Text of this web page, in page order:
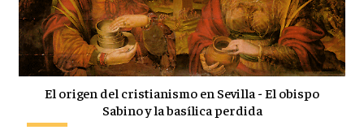
El origen del cristianismo en Sevilla - El obispo
Sabino y la basílica perdida